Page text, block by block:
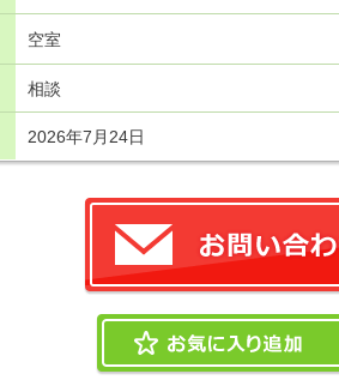
空室
相談
2026年7月24日